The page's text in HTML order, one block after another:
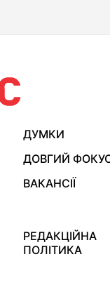
ДУМКИ
ДОВГИЙ
ВАКАНСІЇ
РЕДАКЦІЙНА
ПОЛІТИКА